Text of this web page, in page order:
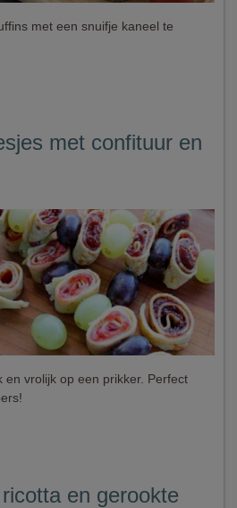
met een snuifje kaneel te
met confituur en
vrolijk op een prikker. Perfect
en gerookte